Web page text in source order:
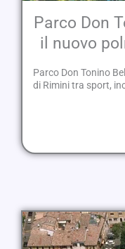
Parco Don
il nuovo
Parco Don Tonino
di Rimini tra sport,